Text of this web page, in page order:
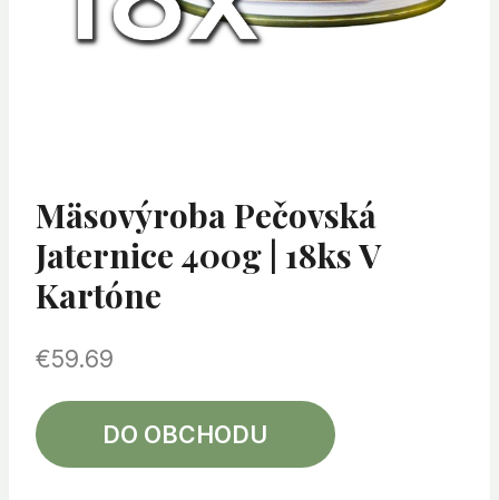
Mäsovýroba Pečovská
Jaternice 400g | 18ks V
Kartóne
€59.69
DO OBCHODU